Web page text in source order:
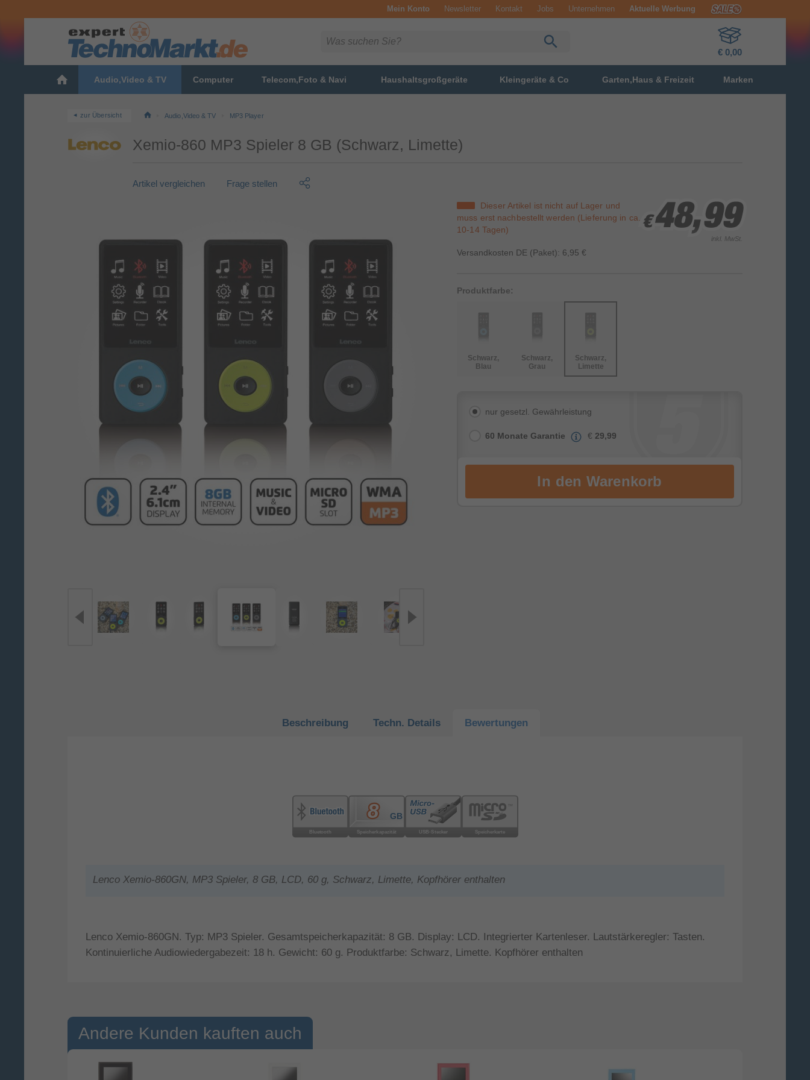
Mein Konto Newsletter Kontakt Jobs Unternehmen Aktuelle Werbung
€ 0,00
Audio,Video & TV Computer Telecom,Foto & Navi Haushaltsgroßgeräte Kleingeräte & Co Garten,Haus & Freizeit Marken
zur Übersicht Audio,Video & TV MP3 Player
Xemio-860 MP3 Spieler 8 GB (Schwarz, Limette)
Artikel vergleichen Frage stellen
Dieser Artikel ist nicht auf Lager und
muss erst nachbestellt werden (Lieferung in ca.
10-14 Tagen)
Versandkosten DE (Paket): 6,95 €
€48,99
€48,99
€48,99
inkl. MwSt.
Produktfarbe:
Schwarz,
Blau
Schwarz,
Grau
Schwarz,
Limette
nur gesetzl. Gewährleistung
60 Monate Garantie € 29,99
Beschreibung Techn. Details Bewertungen
Lenco Xemio-860GN, MP3 Spieler, 8 GB, LCD, 60 g, Schwarz, Limette, Kopfhörer enthalten
Lenco Xemio-860GN. Typ: MP3 Spieler. Gesamtspeicherkapazität: 8 GB. Display: LCD. Integrierter Kartenleser. Lautstärkeregler: Tasten.
Kontinuierliche Audiowiedergabezeit: 18 h. Gewicht: 60 g. Produktfarbe: Schwarz, Limette. Kopfhörer enthalten
Andere Kunden kauften auch